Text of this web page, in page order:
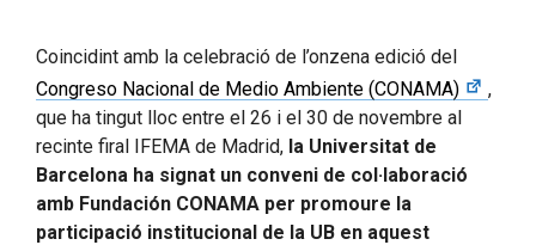
Coincidint amb la celebració de l’onzena edició del
Congreso Nacional de Medio Ambiente (CONAMA)
,
que ha tingut lloc entre el 26 i el 30 de novembre al
recinte firal IFEMA de Madrid, la Universitat de
Barcelona ha signat un conveni de col·laboració
amb Fundación CONAMA per promoure la
participació institucional de la UB en aquest